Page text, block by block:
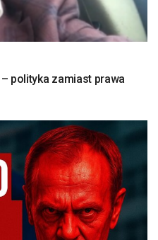
polityka zamiast prawa